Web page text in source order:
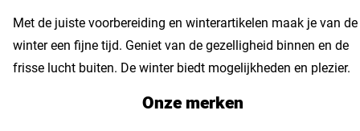
Met de juiste voorbereiding en winterartikelen maak je van de
winter een fijne tijd. Geniet van de gezelligheid binnen en de
frisse lucht buiten. De winter biedt mogelijkheden en plezier.
Onze merken